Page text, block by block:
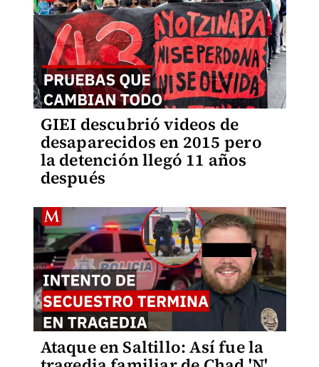
GIEI descubrió videos de
desaparecidos en 2015 pero
la detención llegó 11 años
después
Ataque en Saltillo: Así fue la